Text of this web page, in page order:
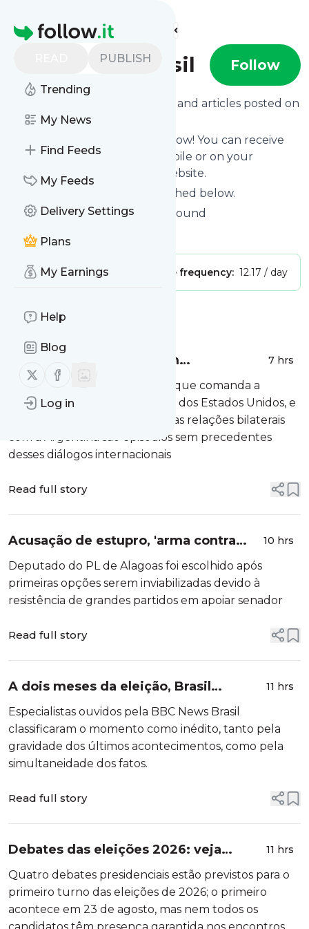
Homepage
PUBLISH
Trending
My News
Find Feeds
My Feeds
Delivery Settings
Plans
My Earnings
Help
Blog
Follow us on X (twitter)
Follow us on Facebook
Log in
Find more feeds
BBC Brasil - Brasil Follow
Want to know the latest news and articles posted on
BBC Brasil - Brasil
Then subscribe to their feed now! You can receive
their updates by email, via mobile or on your
personal news page on this website.
See what they recently published below.
Website title: 404 - Page Not Found
Is this your feed?
Publisher:Unclaimed! Message frequency: 12.17 / day
Message
Deterioradas a níveis sem
precedentes, relações com EUA e
Argentina inauguraram a diplomacia
7 hrs
A revogação de visto à pessoa que comanda a
embaixada brasileira, por parte dos Estados Unidos, e
o rebaixamento diplomático das relações bilaterais
com a Argentina são episódios sem precedentes
desses diálogos internacionais
Read full story
Acusação de estupro, 'arma contra
Lulinha' e Arthur Lira mais perto do
Senado: os impactos de Alfredo
Gaspar como vi...
10 hrs
Deputado do PL de Alagoas foi escolhido após
primeiras opções serem inviabilizadas devido à
resistência de grandes partidos em apoiar senador
Read full story
A dois meses da eleição, Brasil
enfrenta crises diplomáticas inéditas
com EUA e Argentina
11 hrs
Especialistas ouvidos pela BBC News Brasil
classificaram o momento como inédito, tanto pela
gravidade dos últimos acontecimentos, como pela
simultaneidade dos fatos.
Read full story
Debates das eleições 2026: veja
calendário, datas e regras dos
principais debates presidenciais
11 hrs
Quatro debates presidenciais estão previstos para o
primeiro turno das eleições de 2026; o primeiro
acontece em 23 de agosto, mas nem todos os